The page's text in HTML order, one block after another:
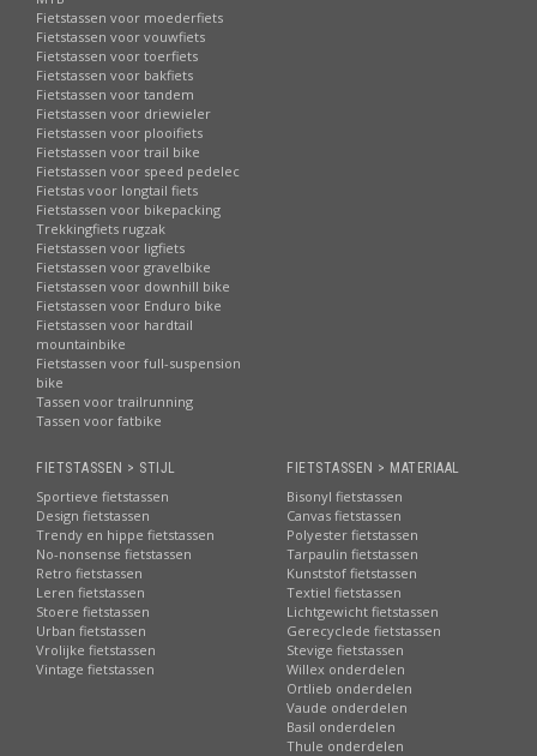
Fietstassen voor moederfiets
Fietstassen voor vouwfiets
Fietstassen voor toerfiets
Fietstassen voor bakfiets
Fietstassen voor tandem
Fietstassen voor driewieler
Fietstassen voor plooifiets
Fietstassen voor trail bike
Fietstassen voor speed pedelec
Fietstas voor longtail fiets
Fietstassen voor bikepacking
Trekkingfiets rugzak
Fietstassen voor ligfiets
Fietstassen voor gravelbike
Fietstassen voor downhill bike
Fietstassen voor Enduro bike
Fietstassen voor hardtail
mountainbike
Fietstassen voor full-suspension
bike
Tassen voor trailrunning
Tassen voor fatbike
FIETSTASSEN > STIJL
Sportieve fietstassen
Design fietstassen
Trendy en hippe fietstassen
No-nonsense fietstassen
Retro fietstassen
Leren fietstassen
Stoere fietstassen
Urban fietstassen
Vrolijke fietstassen
Vintage fietstassen
FIETSTASSEN > MATERIAAL
Bisonyl fietstassen
Canvas fietstassen
Polyester fietstassen
Tarpaulin fietstassen
Kunststof fietstassen
Textiel fietstassen
Lichtgewicht fietstassen
Gerecyclede fietstassen
Stevige fietstassen
Willex onderdelen
Ortlieb onderdelen
Vaude onderdelen
Basil onderdelen
Thule onderdelen